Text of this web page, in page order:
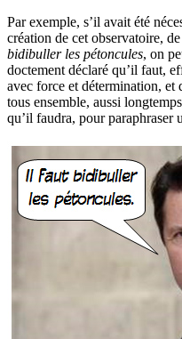
Par exemple, s’il avait été
création de cet observatoire,
bidibuller les pétoncules, on
doctement déclaré qu’il faut,
avec force et détermination, et
tous ensemble, aussi
qu’il faudra, pour paraphraser